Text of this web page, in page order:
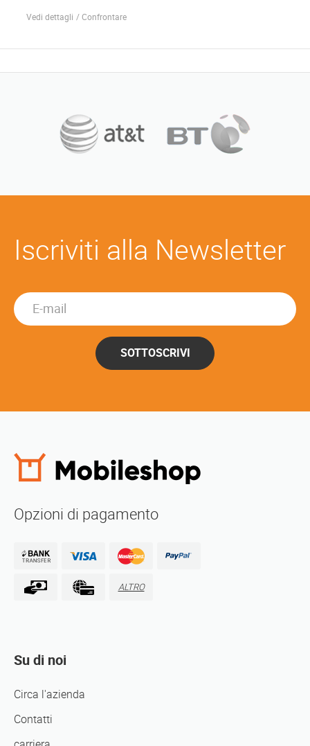
Vedi dettagli Confrontare
Iscriviti alla Newsletter
SOTTOSCRIVI
Opzioni di pagamento
ALTRO
Su di noi
Circa l'azienda
Contatti